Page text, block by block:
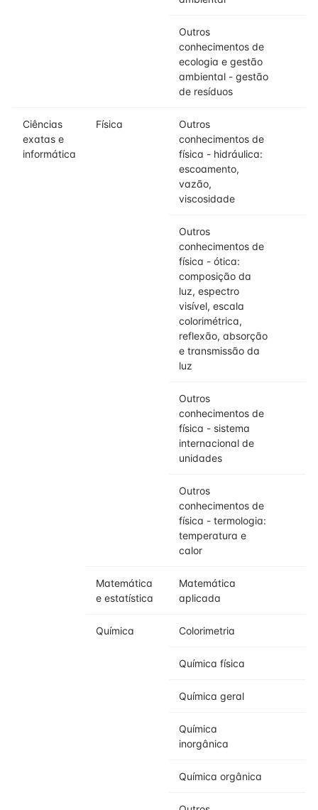
Outros
conhecimentos de
ecologia e gestão
ambiental - gestão
de resíduos
Ciências
exatas e
informática
Física
Outros
conhecimentos de
física - hidráulica:
escoamento,
vazão,
viscosidade
Outros
conhecimentos de
física - ótica:
composição da
luz, espectro
visível, escala
colorimétrica,
reflexão, absorção
e transmissão da
luz
Outros
conhecimentos de
física - sistema
internacional de
unidades
Outros
conhecimentos de
física - termologia:
temperatura e
calor
Matemática
e estatística
Matemática
aplicada
Química Colorimetria
Química física
Química geral
Química
inorgânica
Química orgânica